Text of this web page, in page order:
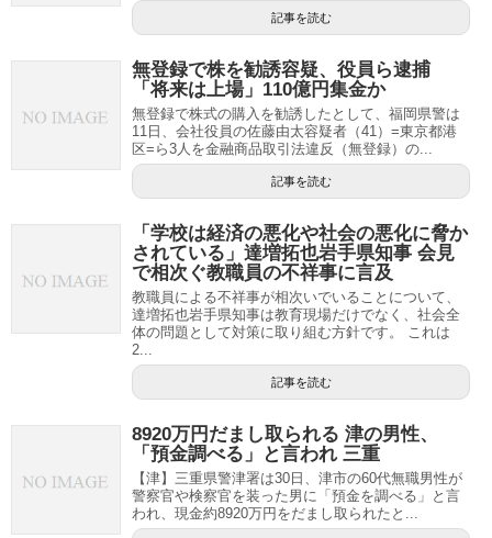
記事を読む
無登録で株を勧誘容疑、役員ら逮捕
「将来は上場」110億円集金か
無登録で株式の購入を勧誘したとして、福岡県警は
11日、会社役員の佐藤由太容疑者（41）=東京都港
区=ら3人を金融商品取引法違反（無登録）の...
記事を読む
「学校は経済の悪化や社会の悪化に脅か
されている」達増拓也岩手県知事 会見
で相次ぐ教職員の不祥事に言及
教職員による不祥事が相次いでいることについて、
達増拓也岩手県知事は教育現場だけでなく、社会全
体の問題として対策に取り組む方針です。 これは
2...
記事を読む
8920万円だまし取られる 津の男性、
「預金調べる」と言われ 三重
【津】三重県警津署は30日、津市の60代無職男性が
警察官や検察官を装った男に「預金を調べる」と言
われ、現金約8920万円をだまし取られたと...